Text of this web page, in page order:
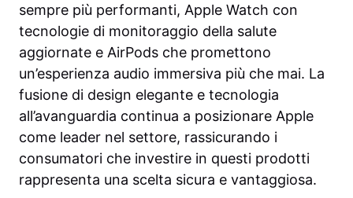
sempre più performanti, Apple Watch con
tecnologie di monitoraggio della salute
aggiornate e AirPods che promettono
un’esperienza audio immersiva più che mai. La
fusione di design elegante e tecnologia
all’avanguardia continua a posizionare Apple
come leader nel settore, rassicurando i
consumatori che investire in questi prodotti
rappresenta una scelta sicura e vantaggiosa.